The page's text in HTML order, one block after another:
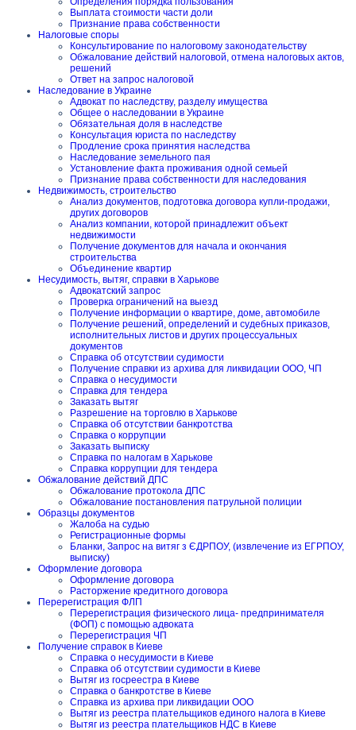
Выплата стоимости части доли
Признание права собственности
Налоговые споры
Консультирование по налоговому законодательству
Обжалование действий налоговой, отмена налоговых актов,
решений
Ответ на запрос налоговой
Наследование в Украине
Адвокат по наследству, разделу имущества
Общее о наследовании в Украине
Обязательная доля в наследстве
Консультация юриста по наследству
Продление срока принятия наследства
Наследование земельного пая
Установление факта проживания одной семьей
Признание права собственности для наследования
Недвижимость, строительство
Анализ документов, подготовка договора купли-продажи,
других договоров
Анализ компании, которой принадлежит объект
недвижимости
Получение документов для начала и окончания
строительства
Объединение квартир
Несудимость, вытяг, справки в Харькове
Адвокатский запрос
Проверка ограничений на выезд
Получение информации о квартире, доме, автомобиле
Получение решений, определений и судебных приказов,
исполнительных листов и других процессуальных
документов
Справка об отсутствии судимости
Получение справки из архива для ликвидации ООО, ЧП
Справка о несудимости
Справка для тендера
Заказать вытяг
Разрешение на торговлю в Харькове
Справка об отсутствии банкротства
Справка о коррупции
Заказать выписку
Справка по налогам в Харькове
Справка коррупции для тендера
Обжалование действий ДПС
Обжалование протокола ДПС
Обжалование постановления патрульной полиции
Образцы документов
Жалоба на судью
Регистрационные формы
Бланки, Запрос на витяг з ЄДРПОУ, (извлечение из ЕГРПОУ,
выписку)
Оформление договора
Оформление договора
Расторжение кредитного договора
Перерегистрация ФЛП
Перерегистрация физического лица- предпринимателя
(ФОП) с помощью адвоката
Перерегистрация ЧП
Получение справок в Киеве
Справка о несудимости в Киеве
Справка об отсутствии судимости в Киеве
Вытяг из госреестра в Киеве
Справка о банкротстве в Киеве
Справка из архива при ликвидации ООО
Вытяг из реестра плательщиков единого налога в Киеве
Вытяг из реестра плательщиков НДС в Киеве